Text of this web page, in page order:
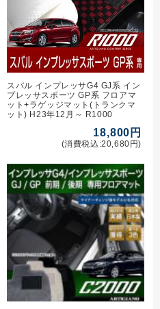
スバル インプレッサG4 GJ系 イン
プレッサスポーツ GP系 フロアマ
ット+ラゲッジマット(トランクマ
ット) H23年12月～ R1000
18,800円
(消費税込:20,680円)